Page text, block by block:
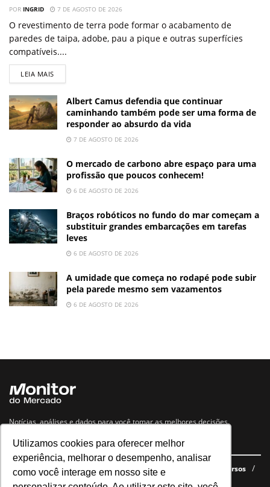
Utilizamos cookies para oferecer melhor
experiência, melhorar o desempenho, analisar
como você interage em nosso site e
POR INGRID 7 DE AGOSTO DE 2026
O revestimento de terra pode formar o acabamento de
paredes de taipa, adobe, pau a pique e outras superfícies
compatíveis....
LEIA MAIS
Albert Camus defendia que continuar
caminhando também pode ser uma forma de
responder ao absurdo da vida
7 DE AGOSTO DE 2026
O mercado de carbono abre espaço para uma
profissão que poucos conhecem!
6 DE AGOSTO DE 2026
Braços robóticos no fundo do mar começam a
substituir grandes embarcações em tarefas
leves
6 DE AGOSTO DE 2026
A umidade que começa no rodapé pode subir
pela parede mesmo sem vazamentos
6 DE AGOSTO DE 2026
Notícias, análises e dados para você tomar as melhores decisões.
Navegue no site
Últimas notícias Quem somos E-books gratuitos
Cursos
Política de privacidade